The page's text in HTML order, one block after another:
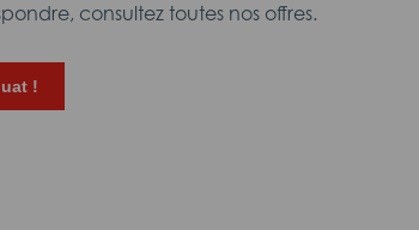
consultez toutes nos offres.
!